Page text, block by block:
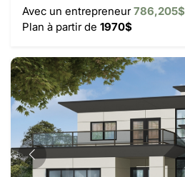
Avec un entrepreneur786,205$
Plan à partir de 1970$